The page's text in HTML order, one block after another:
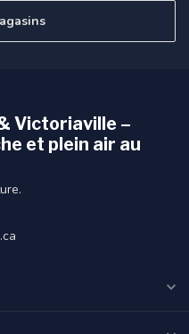
Victoriaville –
et plein air au